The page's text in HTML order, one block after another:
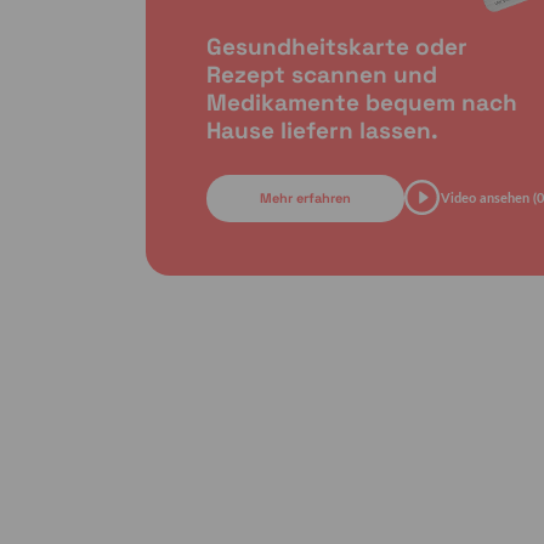
Gesundheitskarte oder
Rezept scannen und
Medikamente bequem nach
Hause liefern lassen.
Mehr erfahren Video ansehen